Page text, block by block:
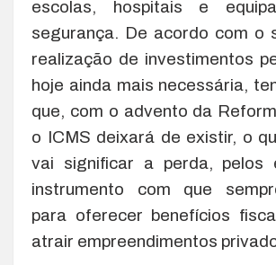
escolas, hospitais e
segurança. De acordo com o
realização de investimentos
hoje ainda mais necessária,
que, com o advento da
o ICMS deixará de existir, o
vai significar a perda, pelos
instrumento com que
para oferecer benefícios
atrair empreendimentos